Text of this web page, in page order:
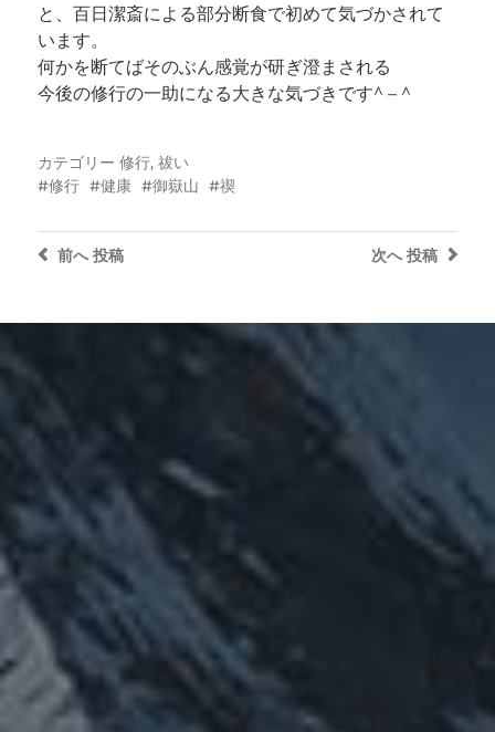
と、百日潔斎による部分断食で初めて気づかされて
います。
何かを断てばそのぶん感覚が研ぎ澄まされる
今後の修行の一助になる大きな気づきです^ – ^
カテゴリー 修行, 祓い
修行
健康 御嶽山 禊
次へ 投稿
前へ投稿